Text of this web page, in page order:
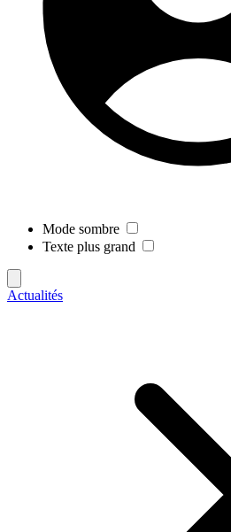
Mode sombre
Texte plus grand
Actualités